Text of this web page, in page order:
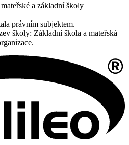
a základní školy
právním subjektem.
školy: Základní škola a mateřská